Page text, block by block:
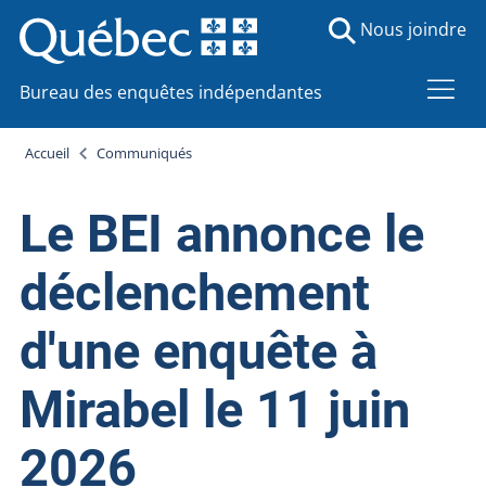
Bureau des enquêtes indépendantes
Nous joindre
Accueil Communiqués
Le BEI annonce le
déclenchement
d'une enquête à
Mirabel le 11 juin
2026